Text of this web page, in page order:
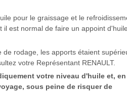
pour le graissage et le
il est normal de faire un appoint
de rodage, les apports étaient
votre Représentant RENAULT.
votre niveau d'huile et,
sous peine de risquer de